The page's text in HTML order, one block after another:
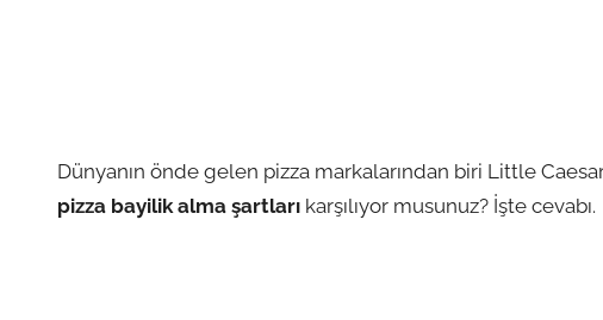
Dünyanın önde gelen pizza markalarından biri Little
pizza bayilik alma şartları karşılıyor musunuz? İşte cevabı.